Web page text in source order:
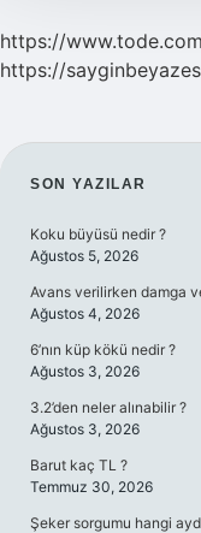
https://
https://
SON YAZILAR
Koku büyüsü nedir ?
Ağustos 5, 2026
Avans verilirken damga
Ağustos 4, 2026
6’nın küp kökü nedir ?
Ağustos 3, 2026
3.2’den neler alınabilir ?
Ağustos 3, 2026
Barut kaç TL ?
Temmuz 30, 2026
Şeker sorgumu hangi